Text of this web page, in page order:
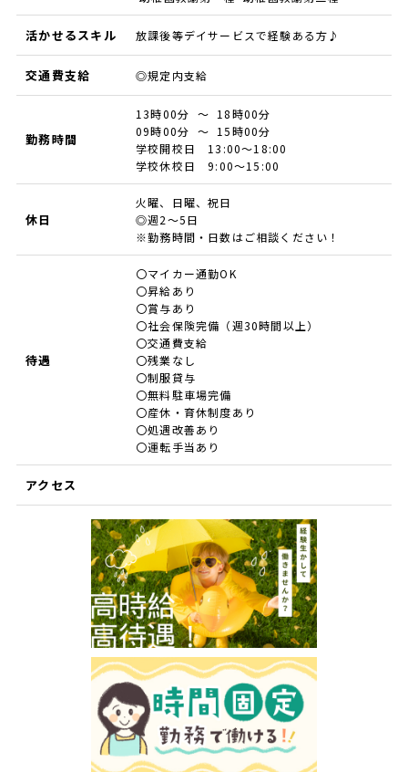
活かせるスキル 放課後等デイサービスで経験ある方♪
交通費支給 ◎規定内支給
勤務時間
13時00分 ～ 18時00分
09時00分 ～ 15時00分
学校開校日 13:00～18:00
学校休校日 9:00～15:00
休日
火曜、日曜、祝日
◎週2～5日
※勤務時間・日数はご相談ください！
待遇
〇マイカー通勤OK
〇昇給あり
〇賞与あり
〇社会保険完備（週30時間以上）
〇交通費支給
〇残業なし
〇制服貸与
〇無料駐車場完備
〇産休・育休制度あり
〇処遇改善あり
〇運転手当あり
アクセス